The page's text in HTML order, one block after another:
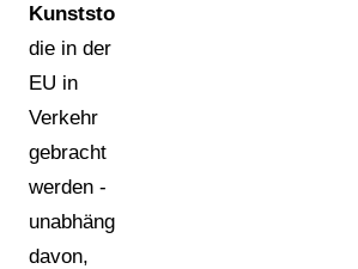
Kunststoffverpackungen
die in der
EU in
Verkehr
gebracht
werden -
unabhängig
davon,